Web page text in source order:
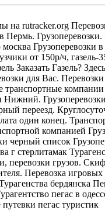
по России. Доставка грузов 24ч. Грузовые перевозки!
Пермь.
Доставка грузов по Москве и
от 150р/ч,
для Вас.
по Москве,
переезд.
Транспортно
перевозки грузов.
Качайте все torrents.ru лучшем трекере времен и
губкин Горячие путевки пегас туристик